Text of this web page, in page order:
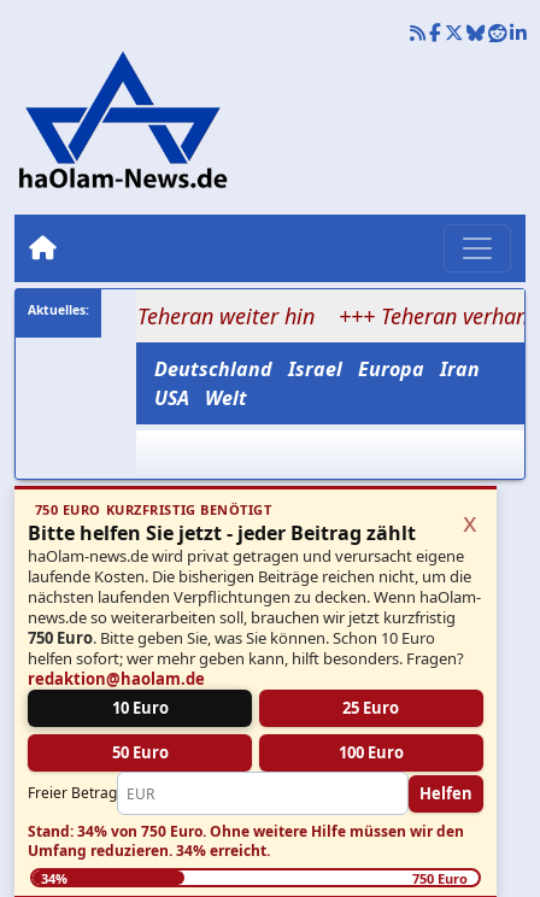
Teheran weiter hin +++ Teheran verhandelt über
Deutschland Israel Europa Iran
USA
Welt
750 EURO KURZFRISTIG BENÖTIGT
Bitte helfen Sie jetzt - jeder Beitrag zählt
haOlam-news.de wird privat getragen und verursacht eigene
laufende Kosten. Die bisherigen Beiträge reichen nicht, um die
nächsten laufenden Verpflichtungen zu decken. Wenn haOlam-
news.de so weiterarbeiten soll, brauchen wir jetzt kurzfristig
750 Euro. Bitte geben Sie, was Sie können. Schon 10 Euro
helfen sofort; wer mehr geben kann, hilft besonders. Fragen?
redaktion@haolam.de
10 Euro
25 Euro
50 Euro 100 Euro
Freier Betrag Helfen
x
Stand: 34% von 750 Euro.Ohne weitere Hilfe müssen wir den
Umfang reduzieren.34% erreicht.
34% 750 Euro